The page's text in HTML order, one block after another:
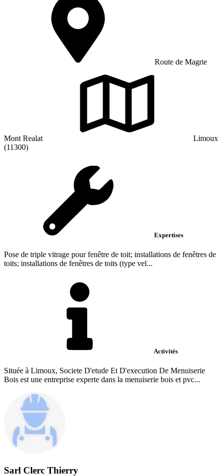
Route de Magrie
Mont Realat
Limoux
(11300)
Expertises
Pose de triple vitrage pour fenêtre de toit; installations de fenêtres de
toits; installations de fenêtres de toits (type vel...
Activités
Située à Limoux, Societe D'etude Et D'execution De Menuiserie
Bois est une entreprise experte dans la menuiserie bois et pvc...
Sarl Clerc Thierry